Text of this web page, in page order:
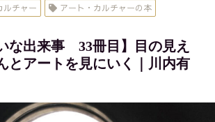
ルチャー アート・カルチャーの本
な出来事 33冊目】目の見え
とアートを見にいく｜川内有